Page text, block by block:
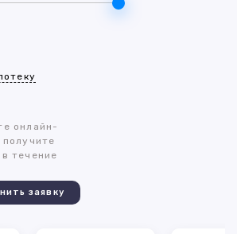
онлайн-
получите
течение
заявку